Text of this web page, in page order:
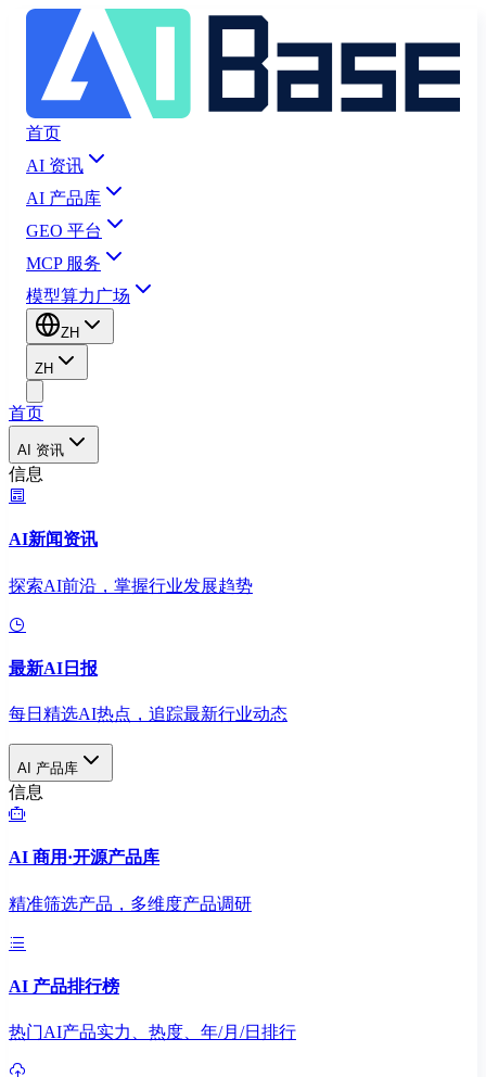
首页
AI 资讯
AI 产品库
GEO 平台
MCP 服务
模型算力广场
ZH
ZH
首页
AI 资讯
信息
AI新闻资讯
探索AI前沿，掌握行业发展趋势
最新AI日报
每日精选AI热点，追踪最新行业动态
AI 产品库
信息
AI 商用·开源产品库
精准筛选产品，多维度产品调研
AI 产品排行榜
热门AI产品实力、热度、年/月/日排行